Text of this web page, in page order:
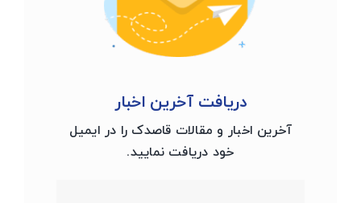
دریافت آخرین اخبار
آخرین اخبار و مقالات قاصدک را در ایمیل
خود دریافت نمایید.